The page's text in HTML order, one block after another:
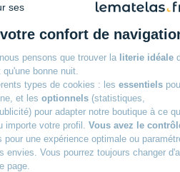
ses
confort de
pensons que trouver la literie idéale
bonne nuit.
types de cookies : les essentiels
et les optionnels (statistiques,
pour adapter notre boutique à ce
importe votre profil. Vous avez le
pour une expérience optimale ou
envies. Vous pourrez toujours changer
page.
le club
avisés
à notre newsletteret
nos nouveautés en
plans exclusifs… Tout ce
bien choisir et bien dormir.